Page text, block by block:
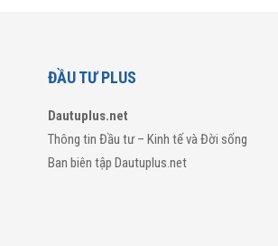
ĐẦU TƯ PLUS
Dautuplus.net
Thông tin Đầu tư – Kinh tế và Đời sống
Ban biên tập Dautuplus.net